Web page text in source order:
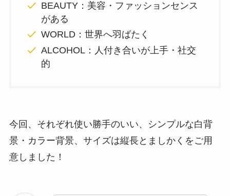
BEAUTY：美容・ファッションセンス
がある
WORLD：世界へ羽ばたく
ALCOHOL：人付き合いが上手・社交
的
今回、それぞれ使い勝手のいい、シンプルな白背
景・カラー背景、サイズは縦長とましかくをご用
意しました！